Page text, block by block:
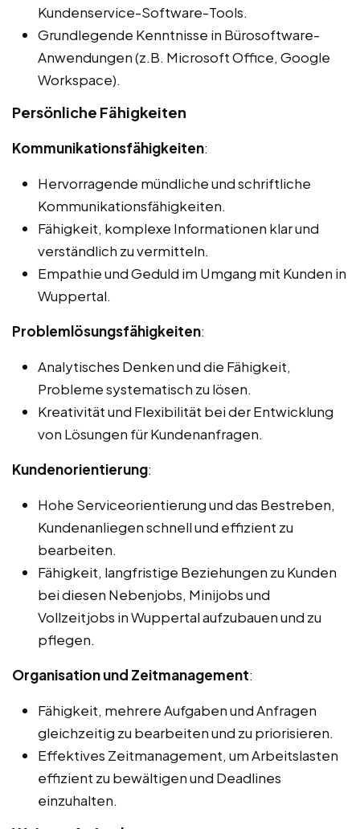
Kundenservice-Software-Tools.
Grundlegende Kenntnisse in Bürosoftware-
Anwendungen (z.B. Microsoft Office, Google
Workspace).
Persönliche Fähigkeiten
Kommunikationsfähigkeiten:
Hervorragende mündliche und schriftliche
Kommunikationsfähigkeiten.
Fähigkeit, komplexe Informationen klar und
verständlich zu vermitteln.
Empathie und Geduld im Umgang mit Kunden in
Wuppertal.
Problemlösungsfähigkeiten:
Analytisches Denken und die Fähigkeit,
Probleme systematisch zu lösen.
Kreativität und Flexibilität bei der Entwicklung
von Lösungen für Kundenanfragen.
Kundenorientierung:
Hohe Serviceorientierung und das Bestreben,
Kundenanliegen schnell und effizient zu
bearbeiten.
Fähigkeit, langfristige Beziehungen zu Kunden
bei diesen Nebenjobs, Minijobs und
Vollzeitjobs in Wuppertal aufzubauen und zu
pflegen.
Organisation und Zeitmanagement:
Fähigkeit, mehrere Aufgaben und Anfragen
gleichzeitig zu bearbeiten und zu priorisieren.
Effektives Zeitmanagement, um Arbeitslasten
effizient zu bewältigen und Deadlines
einzuhalten.